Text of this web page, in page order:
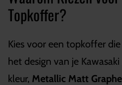
Topkoffer?
Kies voor een topkoffer
het design van je
kleur, Metallic Matt